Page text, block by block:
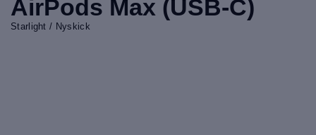
AirPods Max (USB-C)
Starlight / Nyskick